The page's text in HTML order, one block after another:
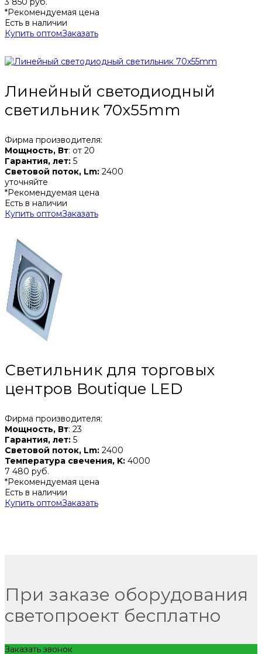
*Рекомендуемая цена
Есть в наличии
Купить оптомЗаказать
Линейный светодиодный
светильник 70x55mm
Фирма производителя:
Мощность, Вт: от 20
Гарантия, лет: 5
Световой поток, Lm: 2400
уточняйте
*Рекомендуемая цена
Есть в наличии
Купить оптомЗаказать
Светильник для торговых
центров Boutique LED
Фирма производителя:
Мощность, Вт: 23
Гарантия, лет: 5
Световой поток, Lm: 2400
Температура свечения, K: 4000
7 480 руб.
*Рекомендуемая цена
Есть в наличии
Купить оптомЗаказать
При заказе оборудования
светопроект бесплатно
Заказать звонок